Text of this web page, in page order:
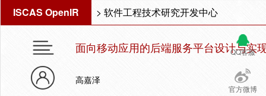
ISCAS OpenIR > 软件工程技术研究开发中心
QQ客服
官方微博
面向移动应用的后端服务平台设计与实
高嘉泽